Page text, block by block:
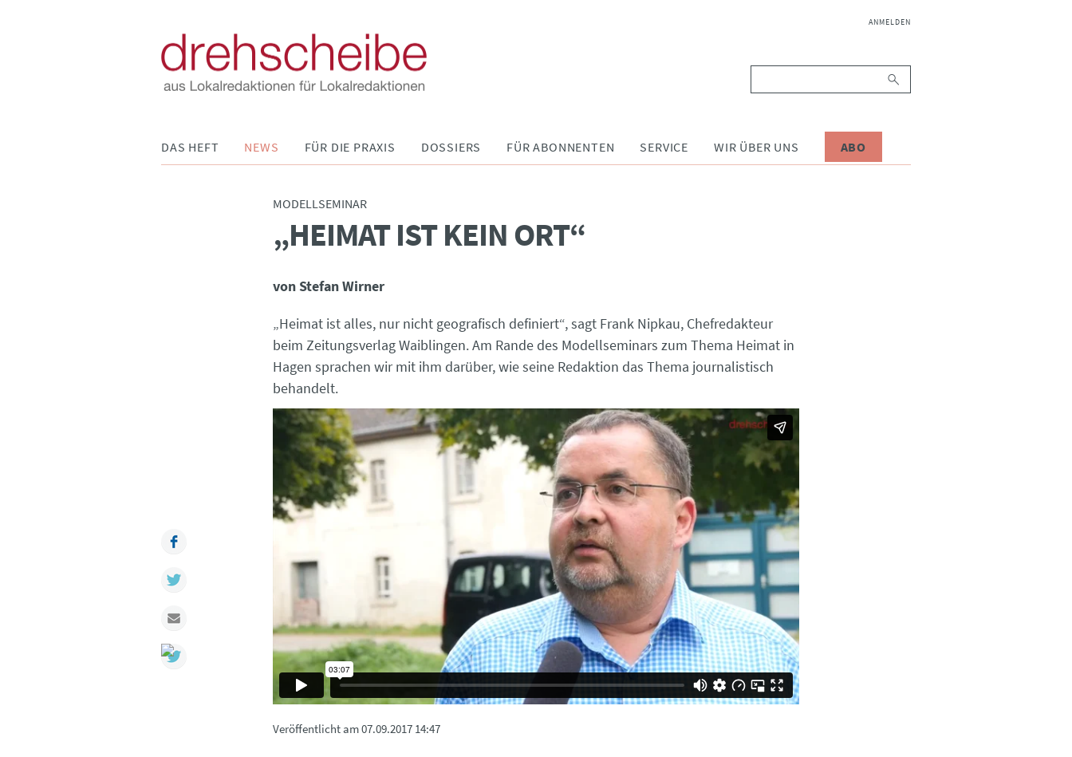
NAVIGATION
ANMELDEN
DAS HEFT NEWS FÜR DIE PRAXIS DOSSIERS FÜR ABONNENTEN SERVICE WIR ÜBER UNS ABO
MODELLSEMINAR
„HEIMAT IST KEIN ORT“
von Stefan Wirner
„Heimat ist alles, nur nicht geografisch definiert“, sagt Frank Nipkau, Chefredakteur
beim Zeitungsverlag Waiblingen. Am Rande des Modellseminars zum Thema Heimat in
Hagen sprachen wir mit ihm darüber, wie seine Redaktion das Thema journalistisch
behandelt.
Veröffentlicht am07.09.2017 14:47